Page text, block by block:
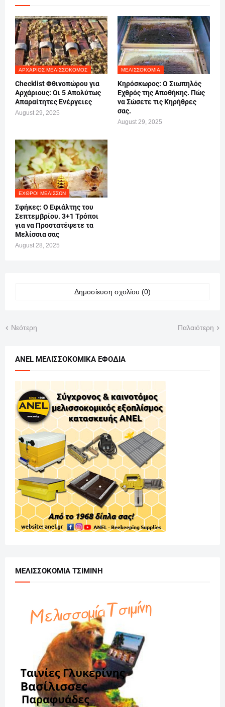
ΑΡΧΆΡΙΟΣ ΜΕΛΙΣΣΟΚΌΜΟΣ
Checklist Φθινοπώρου για
Αρχάριους: Οι 5 Απολύτως
Απαραίτητες Ενέργειες
August 29, 2025
ΜΕΛΙΣΣΟΚΟΜΊΑ
Κηρόσκωρος: Ο Σιωπηλός
Εχθρός της Αποθήκης. Πώς
να Σώσετε τις Κηρήθρες
σας.
August 29, 2025
ΕΧΘΡΟΊ ΜΕΛΙΣΣΏΝ
Σφήκες: Ο Εφιάλτης του
Σεπτεμβρίου. 3+1 Τρόποι
για να Προστατέψετε τα
Μελίσσια σας
August 28, 2025
Δημοσίευση σχολίου (0)
Νεότερη Παλαιότερη
ANEL ΜΕΛΙΣΣΟΚΟΜΙΚΑ ΕΦΟΔΙΑ
ΜΕΛΙΣΣΟΚΟΜΙΑ ΤΣΙΜΙΝΗ